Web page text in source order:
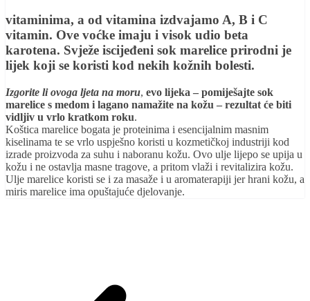
vitaminima, a od vitamina izdvajamo A, B i C
vitamin. Ove voćke imaju i visok udio beta
karotena. Svježe iscijeđeni sok marelice prirodni je
lijek koji se koristi kod nekih kožnih bolesti.
Izgorite li ovoga ljeta na moru, evo lijeka – pomiješajte sok
marelice s medom i lagano namažite na kožu – rezultat će biti
vidljiv u vrlo kratkom roku.
Koštica marelice bogata je proteinima i esencijalnim masnim
kiselinama te se vrlo uspješno koristi u kozmetičkoj industriji kod
izrade proizvoda za suhu i naboranu kožu. Ovo ulje lijepo se upija u
kožu i ne ostavlja masne tragove, a pritom vlaži i revitalizira kožu.
Ulje marelice koristi se i za masaže i u aromaterapiji jer hrani kožu, a
miris marelice ima opuštajuće djelovanje.